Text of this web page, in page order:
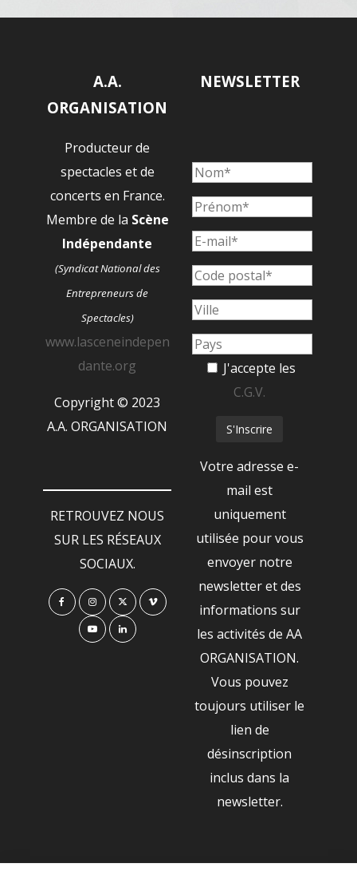
A.A.
ORGANISATION
Producteur de
spectacles et de
concerts en France.
Membre de la Scène
Indépendante
(Syndicat National des
Entrepreneurs de
Spectacles)
www.lasceneindepen
dante.org
Copyright © 2023
A.A. ORGANISATION
RETROUVEZ NOUS
SUR LES RÉSEAUX
SOCIAUX.
NEWSLETTER
J'accepte les
C.G.V.
Votre adresse e-
mail est
uniquement
utilisée pour vous
envoyer notre
newsletter et des
informations sur
les activités de AA
ORGANISATION.
Vous pouvez
toujours utiliser le
lien de
désinscription
inclus dans la
newsletter.
NOS PARTENAIRES